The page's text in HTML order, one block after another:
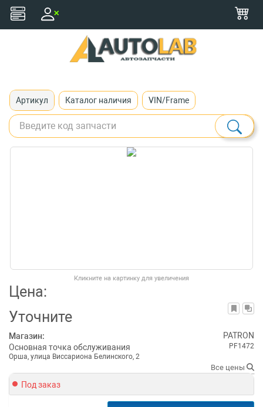
Артикул Каталог наличия VIN/Frame
Кликните на картинку для увеличения
Цена:
Уточните
Магазин:
Основная точка обслуживания
Орша, улица Виссариона Белинского, 2
PATRON
PF1472
Все цены
Под заказ